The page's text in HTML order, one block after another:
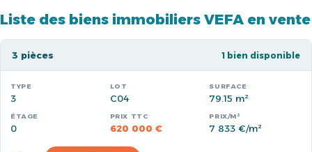
Liste des biens immobiliers VEFA en vente
3 pièces 1 bien disponible
3 C04 79.15 m²
0 620 000 € 7 833 €/m²